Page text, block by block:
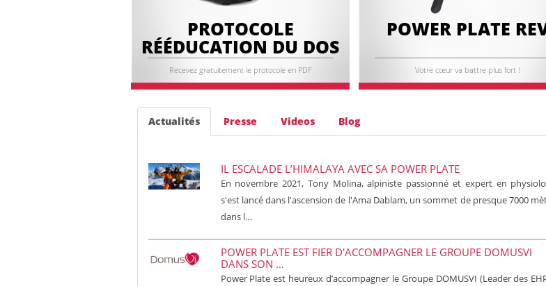
PROTOCOLE
RÉÉDUCATION DU DOS
Recevez gratuitement le protocole en PDF
POWER PLATE
Votre cœur va battre plus fort !
Actualités Presse Videos Blog
IL ESCALADE L’HIMALAYA AVEC SA POWER PLATE
En novembre 2021, Tony Molina, alpiniste passionné et expert en
s'est lancé dans l'ascension de l'Ama Dablam, un sommet de presque 7000
dans l…
POWER PLATE EST FIER D'ACCOMPAGNER LE GROUPE DOMUSVI
DANS SON …
Power Plate est heureux d’accompagner le Groupe DOMUSVI (Leader des